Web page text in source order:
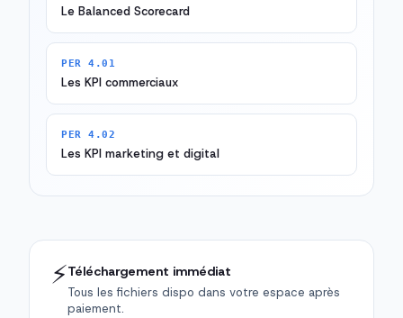
Le Balanced Scorecard
PER 4.01
Les KPI commerciaux
PER 4.02
Les KPI marketing et digital
⚡Téléchargement immédiat
Tous les fichiers dispo dans votre espace après
paiement.